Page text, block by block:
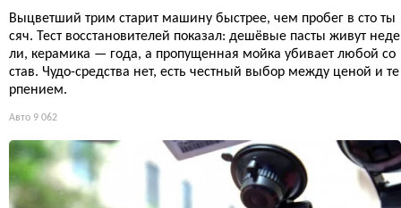
Выцветший трим старит машину быстрее, чем пробег в сто ты
сяч. Тест восстановителей показал: дешёвые пасты живут неде
ли, керамика — года, а пропущенная мойка убивает любой со
став. Чудо-средства нет, есть честный выбор между ценой и те
рпением.
Авто 9 062